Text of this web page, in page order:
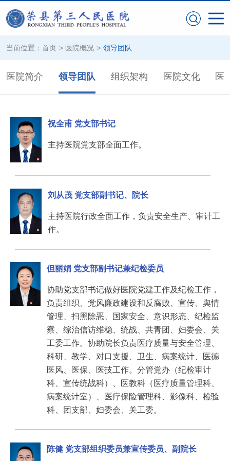
当前位置： 首页 > 医院概况 > 领导团队
医院简介 领导团队 组织架构 医院文化 医
祝全甫 党支部书记
主持医院党支部全面工作。
刘从茂 党支部副书记、院长
主持医院行政全面工作，负责安全生产、审计工
作。
但丽娟 党支部副书记兼纪检委员
协助党支部书记做好医院党建工作及纪检工作，
负责组织、党风廉政建设和反腐败、宣传、舆情
管理、扫黑除恶、国家安全、意识形态、纪检监
察、综治信访维稳、统战、共青团、妇委会、关
工委工作。协助院长负责医疗质量与安全管理、
科研、教学、对口支援、卫生、病案统计、医德
医风、医保、医技工作。分管党办（纪检审计
科、宣传统战科）、医教科（医疗质量管理科、
病案统计室）、医疗保险管理科、影像科、检验
科、团支部、妇委会、关工委。
陈健 党支部组织委员兼宣传委员、副院长